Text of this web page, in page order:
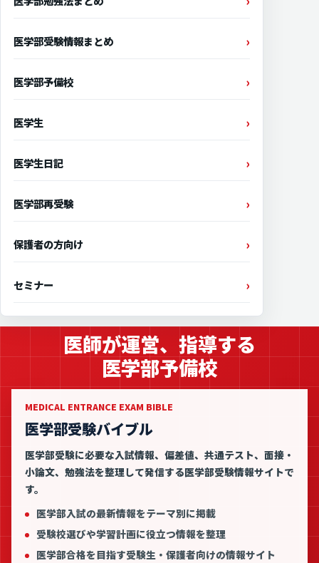
医学部受験情報まとめ
医学部予備校
医学生
医学生日記
医学部再受験
保護者の方向け
セミナー
医師が運営、指導する
医学部予備校
MEDICAL ENTRANCE EXAM BIBLE
医学部受験バイブル
医学部受験に必要な入試情報、偏差値、共通テスト、面接・
小論文、勉強法を整理して発信する医学部受験情報サイトで
す。
医学部入試の最新情報をテーマ別に掲載
受験校選びや学習計画に役立つ情報を整理
医学部合格を目指す受験生・保護者向けの情報サイト